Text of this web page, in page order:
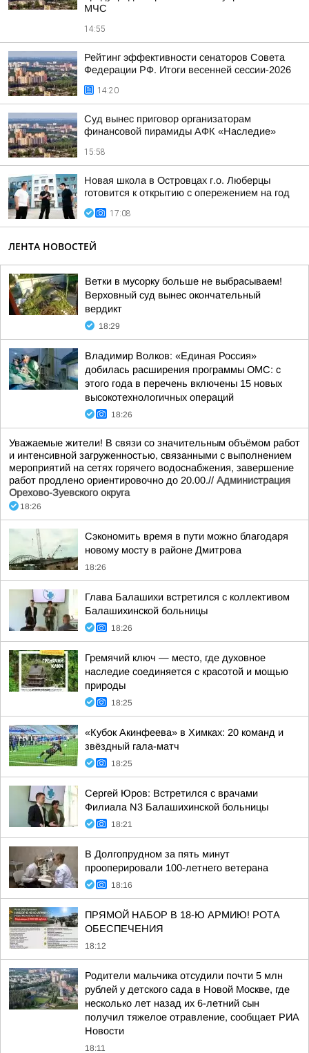
МЧС
14:55
Рейтинг эффективности сенаторов Совета
Федерации РФ. Итоги весенней сессии-2026
14:20
Суд вынес приговор организаторам
финансовой пирамиды АФК «Наследие»
15:58
Новая школа в Островцах г.о. Люберцы
готовится к открытию с опережением на год
17:08
ЛЕНТА НОВОСТЕЙ
Ветки в мусорку больше не выбрасываем!
Верховный суд вынес окончательный
вердикт
18:29
Владимир Волков: «Единая Россия»
добилась расширения программы ОМС: с
этого года в перечень включены 15 новых
высокотехнологичных операций
18:26
Уважаемые жители! В связи со значительным объёмом работ
и интенсивной загруженностью, связанными с выполнением
мероприятий на сетях горячего водоснабжения, завершение
работ продлено ориентировочно до 20.00.// Администрация
Орехово-Зуевского округа
18:26
Сэкономить время в пути можно благодаря
новому мосту в районе Дмитрова
18:26
Глава Балашихи встретился с коллективом
Балашихинской больницы
18:26
Гремячий ключ — место, где духовное
наследие соединяется с красотой и мощью
природы
18:25
«Кубок Акинфеева» в Химках: 20 команд и
звёздный гала-матч
18:25
Сергей Юров: Встретился с врачами
Филиала N3 Балашихинской больницы
18:21
В Долгопрудном за пять минут
прооперировали 100-летнего ветерана
18:16
ПРЯМОЙ НАБОР В 18-Ю АРМИЮ! РОТА
ОБЕСПЕЧЕНИЯ
18:12
Родители мальчика отсудили почти 5 млн
рублей у детского сада в Новой Москве, где
несколько лет назад их 6-летний сын
получил тяжелое отравление, сообщает РИА
Новости
18:11